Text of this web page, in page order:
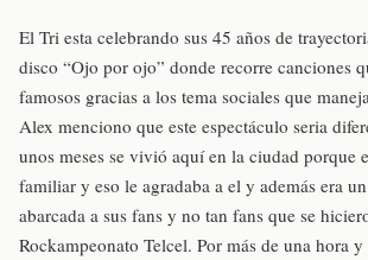
El Tri esta celebrando sus 45 años de
disco “Ojo por ojo” donde recorre canciones
famosos gracias a los tema sociales que
Alex menciono que este espectáculo seria
unos meses se vivió aquí en la ciudad porque
familiar y eso le agradaba a el y además era
abarcada a sus fans y no tan fans que se
Rockampeonato Telcel. Por más de una hora